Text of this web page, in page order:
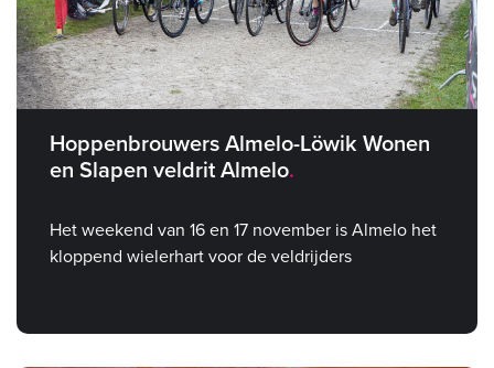
Hoppenbrouwers Almelo-Löwik Wonen
en Slapen veldrit Almelo
Het weekend van 16 en 17 november is Almelo het
kloppend wielerhart voor de veldrijders